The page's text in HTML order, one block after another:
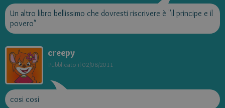
Un altro libro bellissimo che dovresti riscrivere è "il principe e il
povero"
creepy
Pubblicato il 02/08/2011
cosi cosi